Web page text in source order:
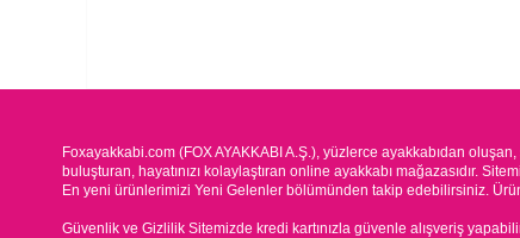
Foxayakkabi.com (FOX AYAKKABI A.Ş.), yüzlerce ayakkabıdan
buluşturan, hayatınızı kolaylaştıran online ayakkabı mağazasıdır.
En yeni ürünlerimizi Yeni Gelenler bölümünden takip edebilirsiniz.
Güvenlik ve Gizlilik Sitemizde kredi kartınızla güvenle alışveriş